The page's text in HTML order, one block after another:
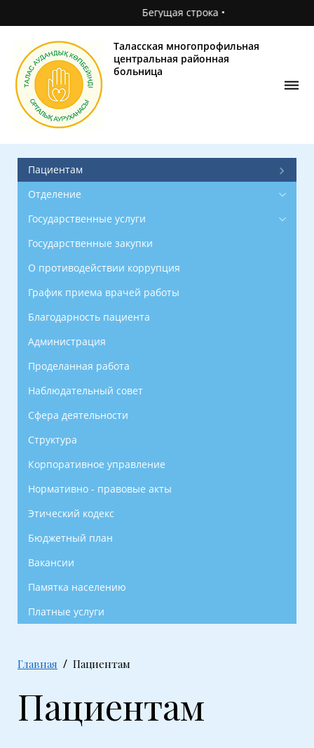
поликлинике
Новости
Фотогалерея
Контакты
Бегущая строка •
Таласская многопрофильная
центральная районная
больница
Пациентам
Отделение
Государственные услуги
Государственные закупки
О противодействии коррупция
График приема врачей работы
Благодарность пациента
Администрация
Проделанная работа
Наблюдательный совет
Сфера деятельности
Структура
Корпоративное управление
Нормативно - правовые акты
Этический кодекс
Бюджетный план
Вакансии
Памятка населению
Платные услуги
Главная Пациентам
Пациентам